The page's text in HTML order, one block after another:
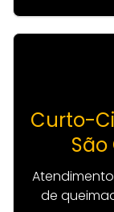
Curto-
de